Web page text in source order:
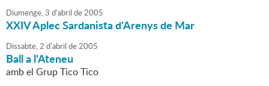
Diumenge,3 d'abril de2005
XXIV Aplec Sardanista d'Arenys de Mar
Dissabte,2 d'abril de2005
Ball a l'Ateneu
amb el Grup Tico Tico